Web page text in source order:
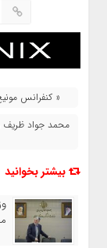
« کنفرانس مونیخ۲۰۲۵: محفل تحقیر اروپا و اپوزیسیون توسط
محمد جواد ظریف
بیشتر بخوانید